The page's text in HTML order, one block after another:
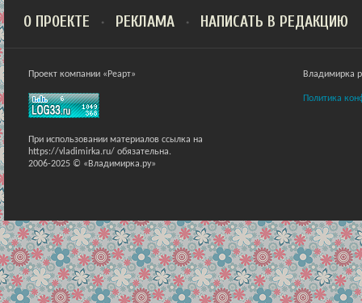
О ПРОЕКТЕ РЕКЛАМА НАПИСАТЬ В РЕДАКЦИЮ
Проект компании «Реарт»
При использовании материалов ссылка на
https://vladimirka.ru/ обязательна.
2006-2025 © «Владимирка.ру»
Владимирка
Политика